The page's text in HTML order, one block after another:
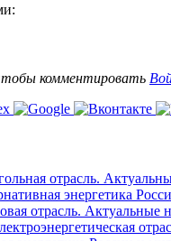
комментировать
отрасль.
энергетика
отрасль. Актуальные